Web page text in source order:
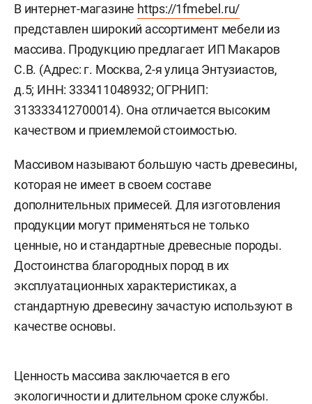
В интернет-магазине https://1fmebel.ru/
представлен широкий ассортимент мебели из
массива. Продукцию предлагает ИП Макаров
С.В. (Адрес: г. Москва, 2-я улица Энтузиастов,
д.5; ИНН: 333411048932; ОГРНИП:
313333412700014). Она отличается высоким
качеством и приемлемой стоимостью.
Массивом называют большую часть древесины,
которая не имеет в своем составе
дополнительных примесей. Для изготовления
продукции могут применяться не только
ценные, но и стандартные древесные породы.
Достоинства благородных пород в их
эксплуатационных характеристиках, а
стандартную древесину зачастую используют в
качестве основы.
Ценность массива заключается в его
экологичности и длительном сроке службы.